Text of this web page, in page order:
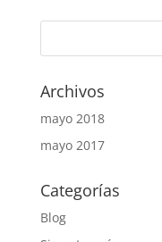
Archivos
mayo 2018
mayo 2017
Categorías
Blog